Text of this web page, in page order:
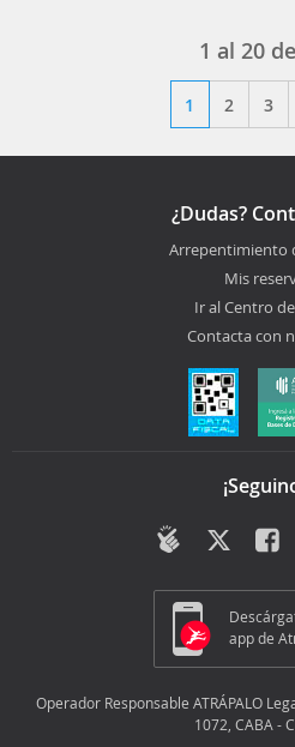
1 al 20
1 2 3
¿Dudas?
Arrepentimiento
Mis
Ir al Centro
Contacta con
app de
Operador Responsable ATRÁPALO
1072, CABA -